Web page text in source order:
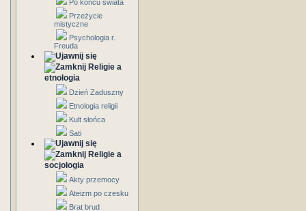
Po końcu świata
Przeżycie
mistyczne
Psychologia r.
Freuda
Religie a
etnologia
Dzień Zaduszny
Etnologia religii
Kult słońca
Sati
Religie a
socjologia
Akty przemocy
Ateizm po czesku
Brat brud